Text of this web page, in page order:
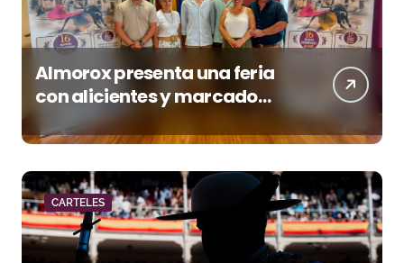
Almorox presenta una feria
con alicientes y marcado
acento torista
CARTELES